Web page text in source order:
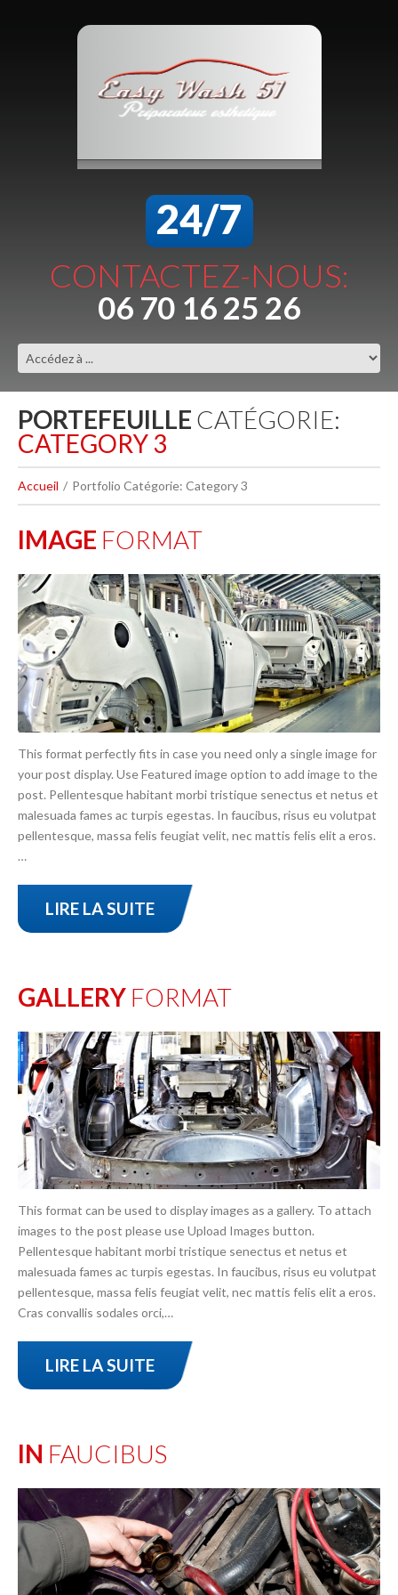
24/7
CONTACTEZ-NOUS:
06 70 16 25 26
PORTEFEUILLE CATÉGORIE:
CATEGORY 3
Accueil Portfolio Catégorie: Category 3
IMAGE FORMAT
This format perfectly fits in case you need only a single image for
your post display. Use Featured image option to add image to the
post. Pellentesque habitant morbi tristique senectus et netus et
malesuada fames ac turpis egestas. In faucibus, risus eu volutpat
pellentesque, massa felis feugiat velit, nec mattis felis elit a eros.
…
LIRE LA SUITE
GALLERY FORMAT
This format can be used to display images as a gallery. To attach
images to the post please use Upload Images button.
Pellentesque habitant morbi tristique senectus et netus et
malesuada fames ac turpis egestas. In faucibus, risus eu volutpat
pellentesque, massa felis feugiat velit, nec mattis felis elit a eros.
Cras convallis sodales orci,…
LIRE LA SUITE
IN FAUCIBUS